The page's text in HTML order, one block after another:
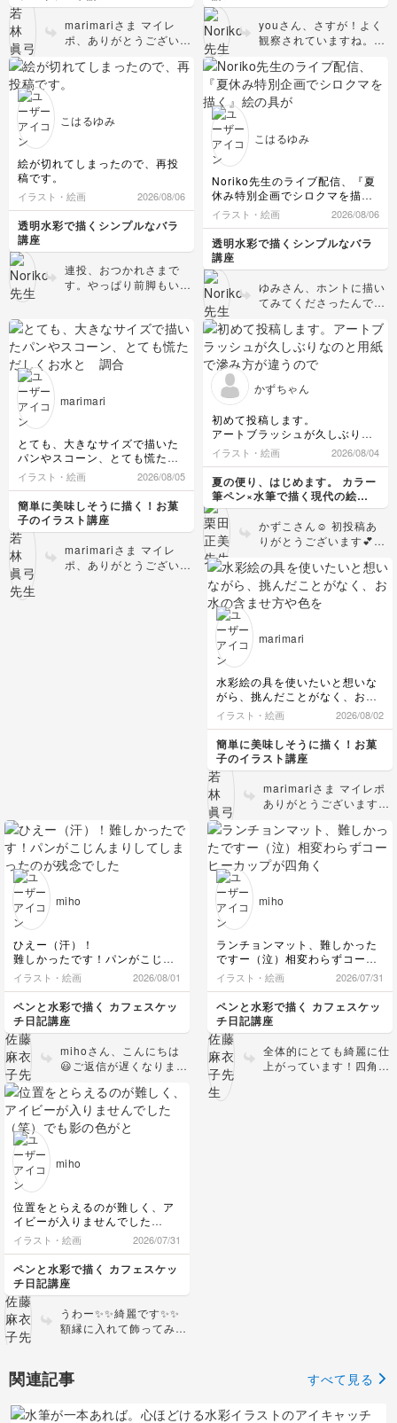
ったり、お菓子が入った立体の
袋の凹凸の出方、今回先生に着
眼点を導いていただき、視点が
変わった楽しさを感じていると
ころです。
水彩のチェック柄の描き方は、
色鉛筆の時にも教えていただき
ましたが、今回も同じように色
の重ね方で濃淡をつけることが
できました。
ペンは、水に染みどが生じない
筆之助の鮮やかな赤、茶色を代
用しました。ペン先がしっかり
していることもあり、細やかな
ところも、筆之助は、もしかし
たら役に立つツールの一つにな
るかな、などと思いました！
marimariさま マイレ
ポ、ありがとうございま
すね！ 特に文字は形も
配置もステキです。 筆
ったりだと思います。
講座はできるだけ少ない
が、お役に立つものをお
使われるといいですね。
特にハロウィンやクリス
マスはかわいいパッケー
ジがたくさん出回ります
ので、見かけたら描いて
みられるといいですよ。
おやつの記録にもなりま
すし。 次の作品も楽し
🐻‍❄️✨
お色は、また、つけたいと思い
ます🎐🎐🎐
描くだけでもとても楽しかった
です😊
youさん、さすが！よく
観察されていますね。そ
が伝わってきます。そし
てそして、ゆみさんのメ
モ👏水彩も英語も…お二
動きがあって躍動感が伝
ですね👏本当に動いてい
るようです。鉛筆ですで
に陰影を捉えていらっし
ゃるので、着彩もスムー
ズにいきそうですね。よ
かったら完成版をシェア
デじゃないですが、もち
ろんNo pressure!でお
願いします☺️)。
こはるゆみ
絵が切れてしまったので、再投
稿です。
イラスト・絵画 2026/08/06
透明水彩で描くシンプルなバラ
講座
連投、おつかれさまで
す。やっぱり前脚もいい
秋田とご縁があると聞い
てビックリしています。
モモ太、可愛いだけでは
なく性格もわんぱくで面
ので、ぜひネット検索で
いてくるかも知れませ
ん？
こはるゆみ
Noriko先生のライブ配信、『夏
休み特別企画でシロクマを描
く』
絵の具がないので、鉛筆で一緒
に描いてみました😆
クマではなく、犬になりました
😅
イラスト・絵画 2026/08/06
透明水彩で描くシンプルなバラ
講座
ゆみさん、ホントに描い
てみてくださったんです
コメントも可愛いです🩷
頭と身体のバランス、足
に長さなどとてもいいで
口の距離の短さなどもい
ず、もう少し丸くして、
目を◆の角を取ってちょ
っと丸みを持たせたよう
な形(言葉で説明するの
が難しいので配信でお会
いできたらお伝えしま
す！)にされると、より
似てくると思います。
今後の展開が楽しみです
marimari
とても、大きなサイズで描いた
パンやスコーン、とても慌ただ
しくお水と 調合した絵の具を
バタバタと塗りましたが、もう
少し薄く塗りながら様子を見た
らよかったかな、と思いまし
た。良い加減という感じが、イ
メージと筆を持った手の力加減
や色合わせ…なかなか良い塩梅
にはまいりません…。
先生がおっしゃるように、同系
色のお色の濃淡で表現すること
イラスト・絵画 2026/08/05
簡単に美味しそうに描く！お菓
子のイラスト講座
marimariさま マイレ
ポ、ありがとうございま
な感覚で楽しまれますよ
うに。 次の作品も楽し
みにしていますね。
かずちゃん
初めて投稿します。
アートブラッシュが久しぶりな
のと用紙で滲み方が違うので、
初心に戻って書いてみました。
先生指定の用紙が無かったので
手持ちの用紙2種類で、滲み方
がどうなるのか試してみまし
た。
水分の調整も、正解がないので
其々の違いを楽しみました💕や
っぱり滲みは心地いいですね🥰
ありがとうございました🍀
イラスト・絵画 2026/08/04
夏の便り、はじめます。 カラー
筆ペン×水筆で描く現代の絵手
紙レッスン
かずこさん☺️ 初投稿あ
りがとうございます💕マ
して、この度はご受講あ
りがとうございます♪ わ
ぁ彩りが楽しい紫陽花♡
いですねっ🍃 ひとつひ
しみいただいたのが絵か
ら伝わってきます🩷 の
ちのレッスンも、心地い
いを感じながら楽しんで
いきましょうね🍃ありが
とうございます😊
marimari
水彩絵の具を使いたいと想いな
がら、挑んだことがなく、お水
の含ませ方や色を重ね、乾いた
後の表面などの想像も手探り
で、お水が少なすぎたり、ゆっ
くり描いてムラになってしまっ
たり、今回の課題、まさに自分
では実験中という感覚で取り組
ませていただきました。
今回も先生のお話しが愉しく
て、水彩絵の具の難しさに構え
ることなく向き合えています
が、色の作り方からお水が乾く
まで、力が入りっぱなしで描き
ました。
少しずつ、学んで描いているう
ちに、感覚が掴めるといいなぁ
と、なかなか上手く仕上がりま
せんでしたが、頑張りたいと想
います。
どうぞ、よろしくお願いいたし
ます！
イラスト・絵画 2026/08/02
簡単に美味しそうに描く！お菓
子のイラスト講座
marimariさま マイレポ
ありがとうございます。
気な色ですね！ 特にセ
サミスティックはポリポ
リ音がしそうです。 水
や風にも影響されるの
れが楽しいところですの
で、いろいろ試してみて
くださいね。 基礎練習
のような簡単な図形でグ
ラデーションを作ってみ
たり、塗り重ねてみた
り、遊び感覚で。 作
品、楽しみにしています
ね。
miho
ひえー（汗）！
難しかったです！パンがこじん
まりしてしまったのが残念でし
た！影も難しかったです！木も
もう少し自然な感じにしたいで
す…
イラスト・絵画 2026/08/01
ペンと水彩で描く カフェスケッ
チ日記講座
mihoさん、こんにちは
😃ご返信が遅くなりまし
角さが取れてきています
👌グリーンの使い方も丁
寧で綺麗です。強いて言
描けたら良いかな、と思
にとっても綺麗に仕上が
っています👌👌👌
miho
ランチョンマット、難しかった
ですー（泣）相変わらずコーヒ
ーカップが四角くなりました
（笑）でも楽しかったです！
イラスト・絵画 2026/07/31
ペンと水彩で描く カフェスケッ
チ日記講座
全体的にとても綺麗に仕
上がっています！四角い
miho
位置をとらえるのが難しく、ア
イビーが入りませんでした
（笑）でも影の色がとてもキレ
イで嬉しくなりました！
イラスト・絵画 2026/07/31
ペンと水彩で描く カフェスケッ
チ日記講座
うわー✨✨綺麗です✨✨
額縁に入れて飾ってみた
関連記事 すべて見る